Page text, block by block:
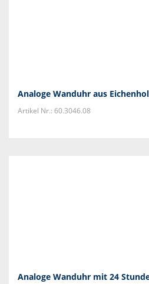
Analoge Wanduhr aus
Artikel Nr.: 60.3046.08
Analoge Wanduhr mit 24